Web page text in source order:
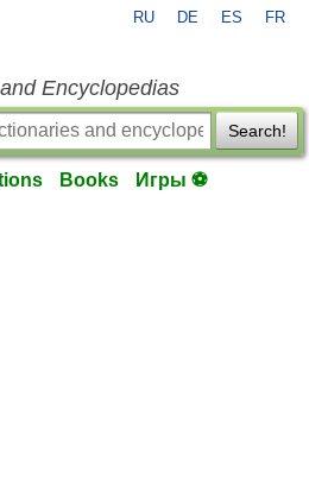
RU DE ES FR
Encyclopedias
Search!
Books Игры ⚽